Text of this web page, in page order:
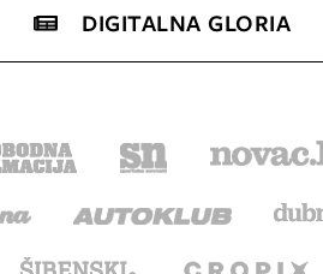
DIGITALNA GLORIA